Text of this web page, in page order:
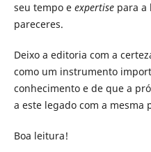
seu tempo e expertisepara a
pareceres.
Deixo a editoria com a
como um instrumento
conhecimento e de que a
a este legado com a mesma
Boa leitura!